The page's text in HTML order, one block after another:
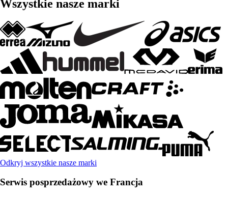
Wszystkie nasze marki
Odkryj wszystkie nasze marki
Serwis posprzedażowy we Francja